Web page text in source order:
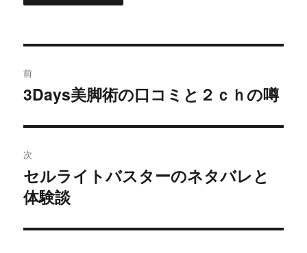
稿
ビ
ゲ
ー
シ
前
過
の
投
稿:
3Days美脚術の口コミと２ｃｈの噂
次
次
の
稿:
セルライトバスターのネタバレと
体験談